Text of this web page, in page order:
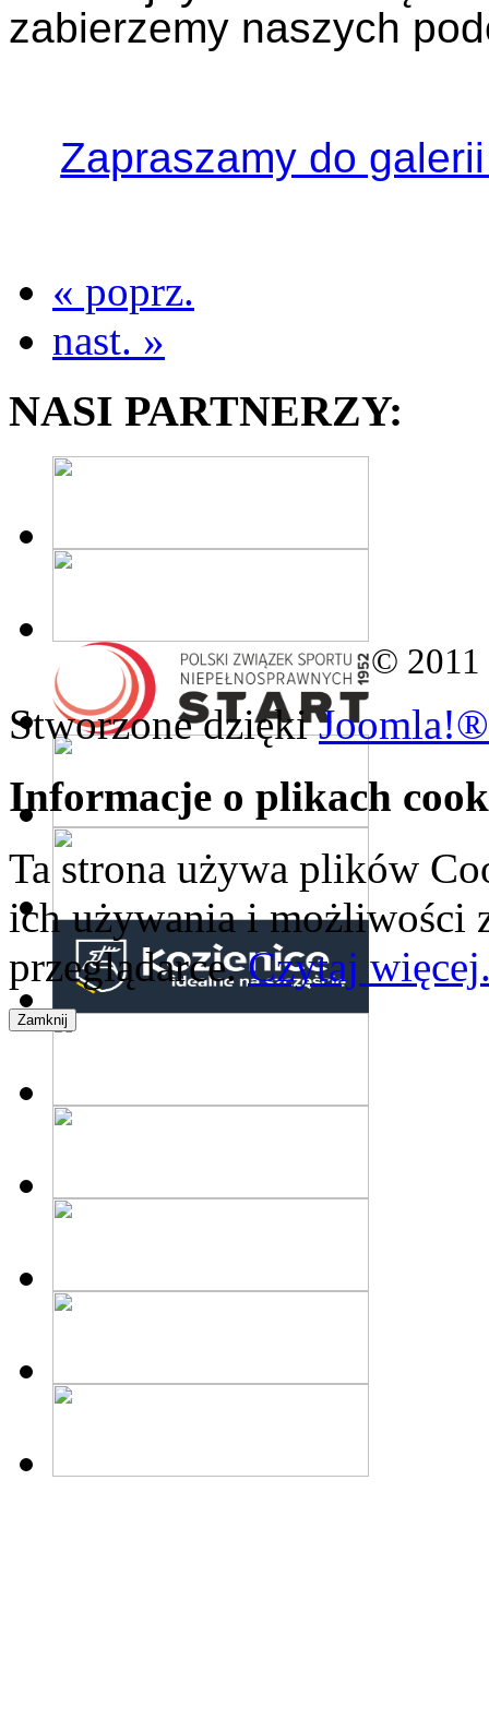
zabierzemy naszych
Zapraszamy do
« poprz.
nast. »
NASI PARTNERZY:
©
Stworzone dziękiJoomla!®
Informacje o plikach
Ta strona używa plików
ich używania i możliwości
przeglądarce.Czytaj